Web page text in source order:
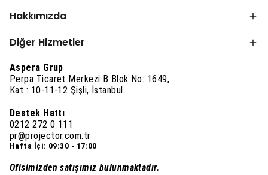
Hakkımızda
Diğer Hizmetler
Aspera Grup
Perpa Ticaret Merkezi B Blok No: 1649,
Kat : 10-11-12 Şişli, İstanbul
Destek Hattı
0212 272 0 111
pr@projector.com.tr
Hafta İçi: 09:30 - 17:00
Ofisimizden satışımız bulunmaktadır.